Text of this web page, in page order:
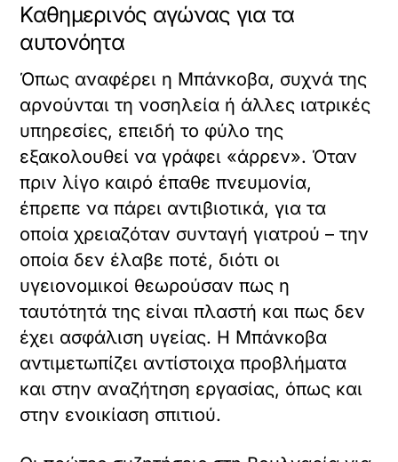
Καθημερινός αγώνας για τα
αυτονόητα
Όπως αναφέρει η Μπάνκοβα, συχνά της
αρνούνται τη νοσηλεία ή άλλες ιατρικές
υπηρεσίες, επειδή το φύλο της
εξακολουθεί να γράφει «άρρεν». Όταν
πριν λίγο καιρό έπαθε πνευμονία,
έπρεπε να πάρει αντιβιοτικά, για τα
οποία χρειαζόταν συνταγή γιατρού – την
οποία δεν έλαβε ποτέ, διότι οι
υγειονομικοί θεωρούσαν πως η
ταυτότητά της είναι πλαστή και πως δεν
έχει ασφάλιση υγείας. Η Μπάνκοβα
αντιμετωπίζει αντίστοιχα προβλήματα
και στην αναζήτηση εργασίας, όπως και
στην ενοικίαση σπιτιού.